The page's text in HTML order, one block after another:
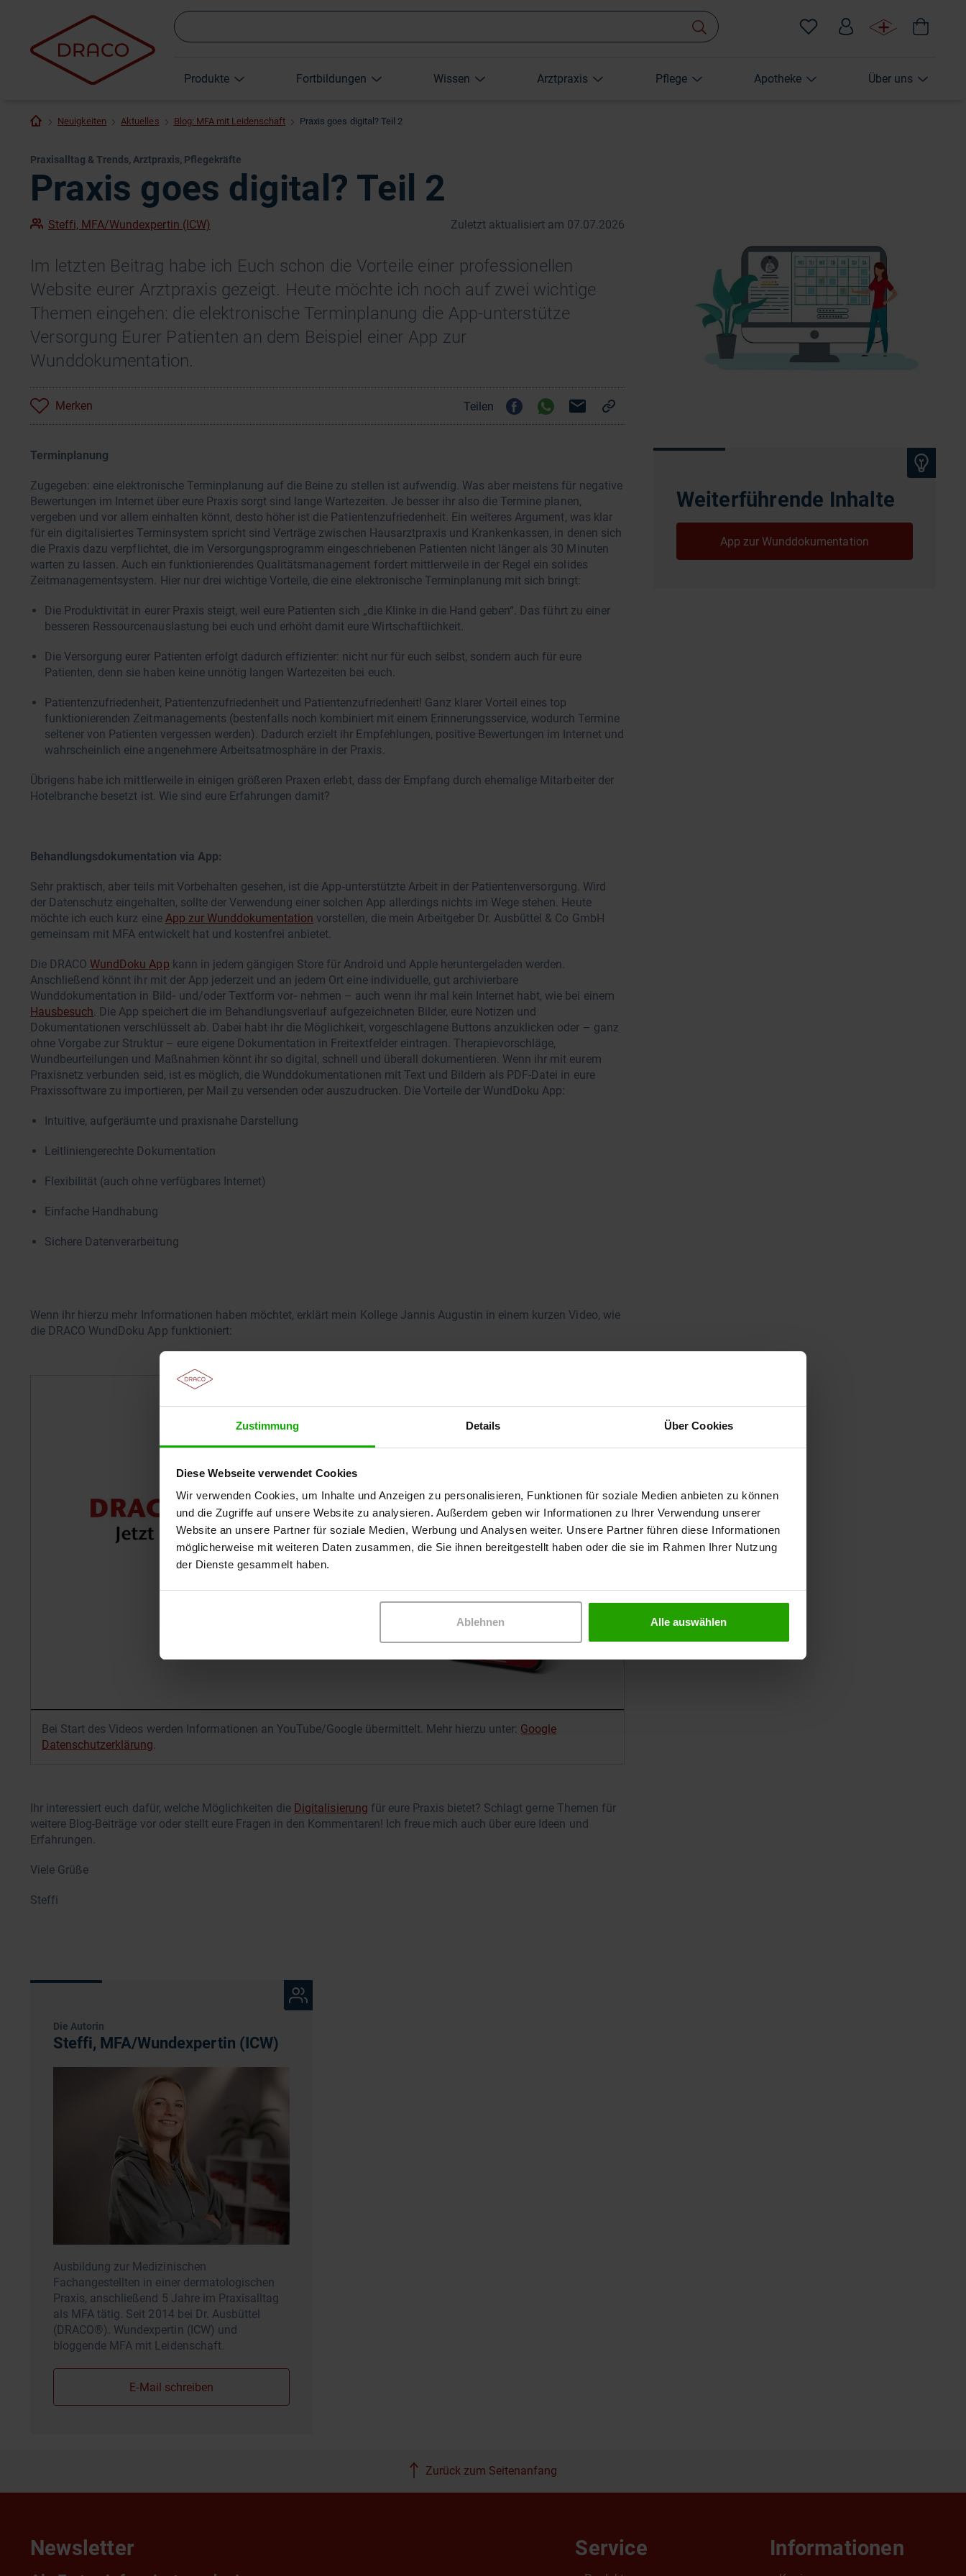
Zustimmung Details Über Cookies
Diese Webseite verwendet Cookies
Wir verwenden Cookies, um Inhalte und Anzeigen zu personalisieren, Funktionen für soziale Medien anbieten zu können
und die Zugriffe auf unsere Website zu analysieren. Außerdem geben wir Informationen zu Ihrer Verwendung unserer
Website an unsere Partner für soziale Medien, Werbung und Analysen weiter. Unsere Partner führen diese Informationen
möglicherweise mit weiteren Daten zusammen, die Sie ihnen bereitgestellt haben oder die sie im Rahmen Ihrer Nutzung
der Dienste gesammelt haben.
Ablehnen Alle auswählen
Produkte Fortbildungen Wissen Arztpraxis Pflege Apotheke Über uns
Neuigkeiten Aktuelles Blog: MFA mit Leidenschaft Praxis goes digital? Teil 2
Praxisalltag & Trends, Arztpraxis, Pflegekräfte
Praxis goes digital? Teil 2
Steffi, MFA/Wundexpertin (ICW) Zuletzt aktualisiert am 07.07.2026
Im letzten Beitrag habe ich Euch schon die Vorteile einer professionellen
Website eurer Arztpraxis gezeigt. Heute möchte ich noch auf zwei wichtige
Themen eingehen: die elektronische Terminplanung die App-unterstütze
Versorgung Eurer Patienten an dem Beispiel einer App zur
Wunddokumentation.
Merken Teilen
Terminplanung
Zugegeben: eine elektronische Terminplanung auf die Beine zu stellen ist aufwendig. Was aber meistens für negative
Bewertungen im Internet über eure Praxis sorgt sind lange Wartezeiten. Je besser ihr also die Termine planen,
vergeben und vor allem einhalten könnt, desto höher ist die Patientenzufriedenheit. Ein weiteres Argument, was klar
für ein digitalisiertes Terminsystem spricht sind Verträge zwischen Hausarztpraxis und Krankenkassen, in denen sich
die Praxis dazu verpflichtet, die im Versorgungsprogramm eingeschriebenen Patienten nicht länger als 30 Minuten
warten zu lassen. Auch ein funktionierendes Qualitätsmanagement fordert mittlerweile in der Regel ein solides
Zeitmanagementsystem. Hier nur drei wichtige Vorteile, die eine elektronische Terminplanung mit sich bringt:
Die Produktivität in eurer Praxis steigt, weil eure Patienten sich „die Klinke in die Hand geben“. Das führt zu einer
besseren Ressourcenauslastung bei euch und erhöht damit eure Wirtschaftlichkeit.
Die Versorgung eurer Patienten erfolgt dadurch effizienter: nicht nur für euch selbst, sondern auch für eure
Patienten, denn sie haben keine unnötig langen Wartezeiten bei euch.
Patientenzufriedenheit, Patientenzufriedenheit und Patientenzufriedenheit! Ganz klarer Vorteil eines top
funktionierenden Zeitmanagements (bestenfalls noch kombiniert mit einem Erinnerungsservice, wodurch Termine
seltener von Patienten vergessen werden). Dadurch erzielt ihr Empfehlungen, positive Bewertungen im Internet und
wahrscheinlich eine angenehmere Arbeitsatmosphäre in der Praxis.
Übrigens habe ich mittlerweile in einigen größeren Praxen erlebt, dass der Empfang durch ehemalige Mitarbeiter der
Hotelbranche besetzt ist. Wie sind eure Erfahrungen damit?
Behandlungsdokumentation via App:
Sehr praktisch, aber teils mit Vorbehalten gesehen, ist die App-unterstützte Arbeit in der Patientenversorgung. Wird
der Datenschutz eingehalten, sollte der Verwendung einer solchen App allerdings nichts im Wege stehen. Heute
möchte ich euch kurz eine App zur Wunddokumentation vorstellen, die mein Arbeitgeber Dr. Ausbüttel & Co GmbH
gemeinsam mit MFA entwickelt hat und kostenfrei anbietet.
Die DRACOWundDoku App kann in jedem gängigen Store für Android und Apple heruntergeladen werden.
Anschließend könnt ihr mit der App jederzeit und an jedem Ort eine individuelle, gut archivierbare
Wunddokumentation in Bild‐ und/oder Textform vor‐ nehmen – auch wenn ihr mal kein Internet habt, wie bei einem
Hausbesuch. Die App speichert die im Behandlungsverlauf aufgezeichneten Bilder, eure Notizen und
Dokumentationen verschlüsselt ab. Dabei habt ihr die Möglichkeit, vorgeschlagene Buttons anzuklicken oder – ganz
ohne Vorgabe zur Struktur – eure eigene Dokumentation in Freitextfelder eintragen. Therapievorschläge,
Wundbeurteilungen und Maßnahmen könnt ihr so digital, schnell und überall dokumentieren. Wenn ihr mit eurem
Praxisnetz verbunden seid, ist es möglich, die Wunddokumentationen mit Text und Bildern als PDF-Datei in eure
Praxissoftware zu importieren, per Mail zu versenden oder auszudrucken. Die Vorteile der WundDoku App:
Intuitive, aufgeräumte und praxisnahe Darstellung
Leitliniengerechte Dokumentation
Flexibilität (auch ohne verfügbares Internet)
Einfache Handhabung
Sichere Datenverarbeitung
Weiterführende Inhalte
App zur Wunddokumentation
Wenn ihr hierzu mehr Informationen haben möchtet, erklärt mein Kollege Jannis Augustin in einem kurzen Video, wie
die DRACO WundDoku App funktioniert:
Bei Start des Videos werden Informationen an YouTube/Google übermittelt. Mehr hierzu unter: Google
Datenschutzerklärung.
Ihr interessiert euch dafür, welche Möglichkeiten die Digitalisierung für eure Praxis bietet? Schlagt gerne Themen für
weitere Blog-Beiträge vor oder stellt eure Fragen in den Kommentaren! Ich freue mich auch über eure Ideen und
Erfahrungen.
Viele Grüße
Steffi
Die Autorin
Steffi, MFA/Wundexpertin (ICW)
Ausbildung zur Medizinischen
Fachangestellten in einer dermatologischen
Praxis, anschließend 5 Jahre im Praxisalltag
als MFA tätig. Seit 2014 bei Dr. Ausbüttel
(DRACO®). Wundexpertin (ICW) und
bloggende MFA mit Leidenschaft.
E-Mail schreiben
Zurück zum Seitenanfang
Newsletter Service Informationen
Wonach